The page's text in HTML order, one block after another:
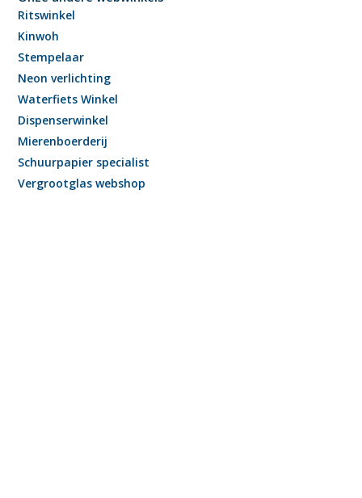
Ritswinkel
Kinwoh
Stempelaar
Neon verlichting
Waterfiets Winkel
Dispenserwinkel
Mierenboerderij
Schuurpapier specialist
Vergrootglas webshop